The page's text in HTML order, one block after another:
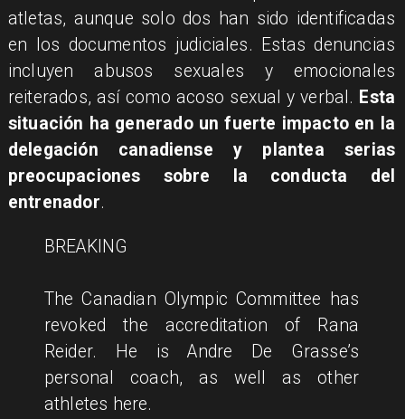
atletas, aunque solo dos han sido identificadas
en los documentos judiciales. Estas denuncias
incluyen abusos sexuales y emocionales
reiterados, así como acoso sexual y verbal. Esta
situación ha generado un fuerte impacto en la
delegación canadiense y plantea serias
preocupaciones sobre la conducta del
entrenador.
BREAKING
The Canadian Olympic Committee has
revoked the accreditation of Rana
Reider. He is Andre De Grasse’s
personal coach, as well as other
athletes here.